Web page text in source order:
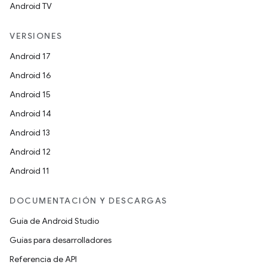
Android TV
VERSIONES
Android 17
Android 16
Android 15
Android 14
Android 13
Android 12
Android 11
DOCUMENTACIÓN Y DESCARGAS
Guía de Android Studio
Guías para desarrolladores
Referencia de API